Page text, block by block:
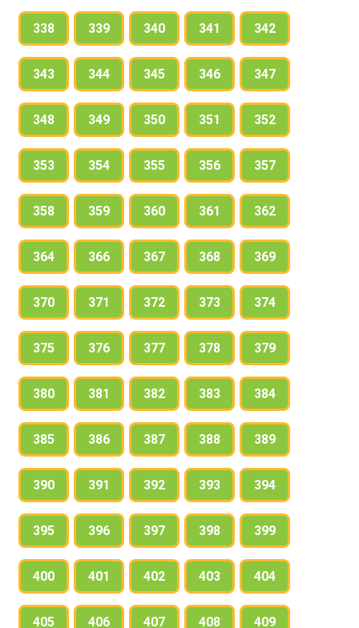
338 339 340 341 342
343 344 345 346 347
348 349 350 351 352
353 354 355 356 357
358 359 360 361 362
364 366 367 368 369
370 371 372 373 374
375 376 377 378 379
380 381 382 383 384
385 386 387 388 389
390 391 392 393 394
395 396 397 398 399
400 401 402 403 404
405 406 407 408 409